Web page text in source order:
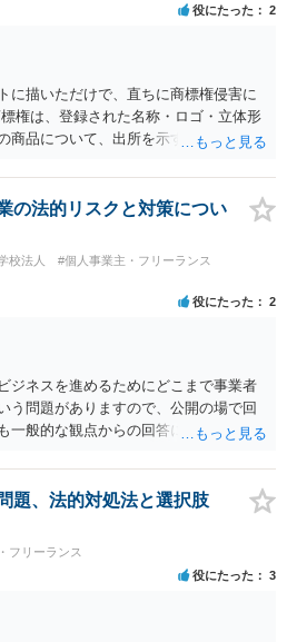
役にたった 2
に描いただけで、直ちに商標権侵害に
権は、登録された名称・ロゴ・立体形
商品について、出所を示す表示として
、商標権侵害にはなりにくいと考えら
的な形状を商品名・広告に大きく表示
と誤認させる販売方法であれば、商標
生じ得ます。家具のデザインに著作権
別途問題となります。 無料のSNS投稿
は成立し得ます。商標権については、
国内にのみ効力を持ちます。外国で販
意匠等を確認する必要があります。 他
、権利が消滅している、侵害に当たら
いないなど、様々な可能性がありま
けでは、適法とは判断できません。
の法的リスクと対策につい
校法人
#個人事業主・フリーランス
役にたった 2
ジネスを進めるためにどこまで事業者
う問題がありますので、公開の場で回
一般的な観点からの回答になります
に位置付け、サーフィンや農業体験、
、旅行商品ではなく授業に付随した無
すること。 ・宿泊・交通・レンタカー
クライアント本人と事業者の間で完結
支払の代理・媒介・取次・窓口を担わ
項では、①講師は旅行業者ではなく運
は独立した立場であること、②参加者
自己の判断と責任によること、③講師
題、法的対処法と選択肢
フリーランス
役にたった 3